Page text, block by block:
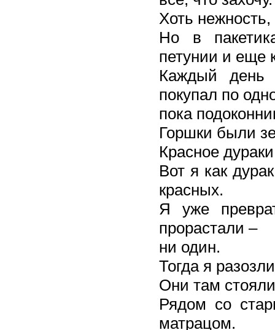
Хоть
Но в
петунии и еще
Каждый день
покупал по
пока
Горшки были
Красное
Вот я как
красных.
Я уже
прорастали –
ни один.
Тогда я
Они там
Рядом со
матрацом.